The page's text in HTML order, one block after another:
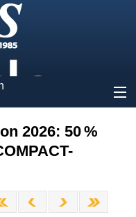
2026: 50 %